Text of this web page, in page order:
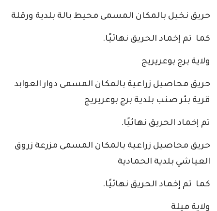
حريق نخيل بالمكان المسمى محيط بالة بلدية ورقلة
كما تم إخماد الحريق نهائيًا.
ولاية برج بوعريريج
حريق محاصيل زراعية بالمكان المسمى دوار العوابد
قرية بئر صنب بلدية برج بوعريريج
تم إخماد الحريق نهائيًا.
حريق محاصيل زراعية بالمكان المسمى مزرعة زروق
العياشي بلدية الحمادية
كما تم إخماد الحريق نهائيًا.
ولاية ميلة